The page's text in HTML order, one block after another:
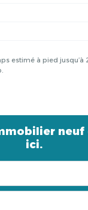
estimé à pied jusqu’à
neuf
ici.